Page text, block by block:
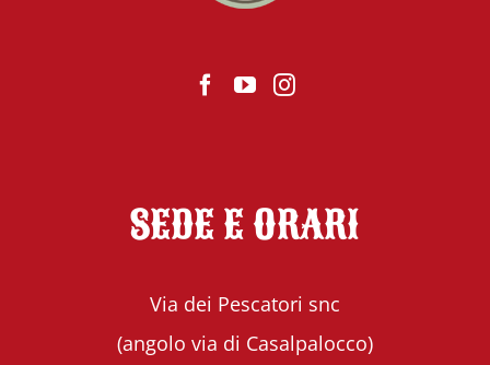
SEDE E ORARI
Via dei Pescatori snc
(angolo via di Casalpalocco)